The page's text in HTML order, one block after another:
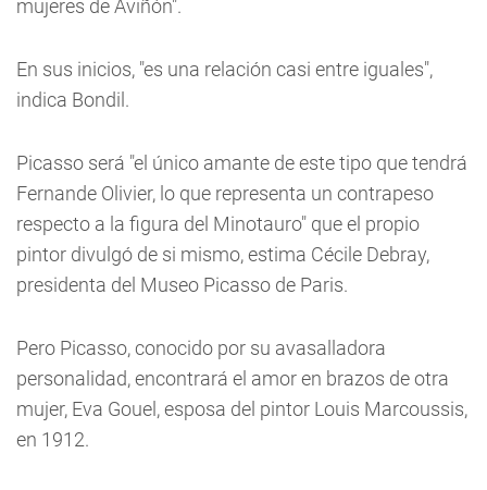
mujeres de Aviñón".
En sus inicios, "es una relación casi entre iguales",
indica Bondil.
Picasso será "el único amante de este tipo que tendrá
Fernande Olivier, lo que representa un contrapeso
respecto a la figura del Minotauro" que el propio
pintor divulgó de si mismo, estima Cécile Debray,
presidenta del Museo Picasso de Paris.
Pero Picasso, conocido por su avasalladora
personalidad, encontrará el amor en brazos de otra
mujer, Eva Gouel, esposa del pintor Louis Marcoussis,
en 1912.